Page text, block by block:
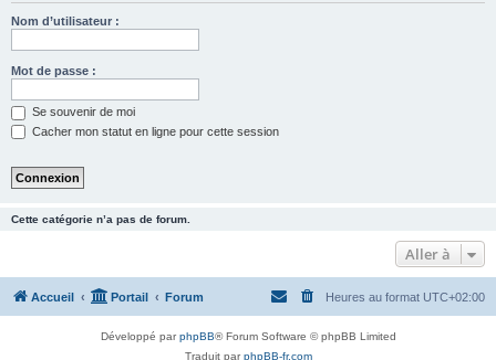
e
Nom d’utilisateur :
Mot de passe :
Se souvenir de moi
Cacher mon statut en ligne pour cette session
Cette catégorie n’a pas de forum.
Aller à
Accueil Portail Forum Heures au format UTC+02:00
Développé parphpBB® Forum Software © phpBB Limited
Traduit parphpBB-fr.com